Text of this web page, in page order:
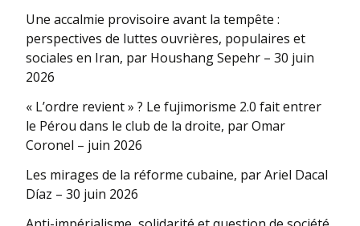
Une accalmie provisoire avant la tempête :
perspectives de luttes ouvrières, populaires et
sociales en Iran, par Houshang Sepehr – 30 juin
2026
« L’ordre revient » ? Le fujimorisme 2.0 fait entrer
le Pérou dans le club de la droite, par Omar
Coronel – juin 2026
Les mirages de la réforme cubaine, par Ariel Dacal
Díaz – 30 juin 2026